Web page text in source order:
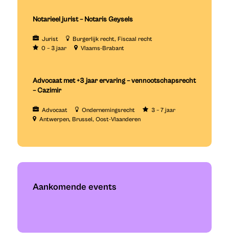
Notarieel jurist – Notaris Geysels
Jurist Burgerlijk recht Fiscaal recht
0 – 3 jaar
Vlaams-Brabant
Advocaat met +3 jaar ervaring – vennootschapsrecht
– Cazimir
Advocaat Ondernemingsrecht
3 – 7 jaar
Antwerpen Brussel Oost-Vlaanderen
Aankomende events